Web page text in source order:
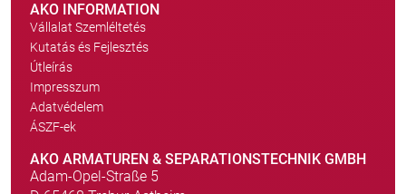
AKO INFORMATION
Vállalat Szemléltetés
Kutatás és Fejlesztés
Útleírás
Impresszum
Adatvédelem
ÁSZF-ek
AKO ARMATUREN & SEPARATIONSTECHNIK GMBH
Adam-Opel-Straße 5